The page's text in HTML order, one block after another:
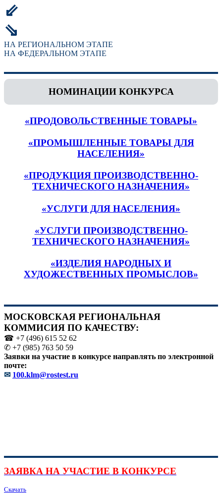
⇙
⇘
НА РЕГИОНАЛЬНОМ ЭТАПЕ
НА ФЕДЕРАЛЬНОМ ЭТАПЕ
НОМИНАЦИИ КОНКУРСА
«ПРОДОВОЛЬСТВЕННЫЕ ТОВАРЫ»
«ПРОМЫШЛЕННЫЕ ТОВАРЫ ДЛЯ
НАСЕЛЕНИЯ»
«ПРОДУКЦИЯ ПРОИЗВОДСТВЕННО-
ТЕХНИЧЕСКОГО НАЗНАЧЕНИЯ»
«УСЛУГИ ДЛЯ НАСЕЛЕНИЯ»
«УСЛУГИ ПРОИЗВОДСТВЕННО-
ТЕХНИЧЕСКОГО НАЗНАЧЕНИЯ»
«ИЗДЕЛИЯ НАРОДНЫХ И
ХУДОЖЕСТВЕННЫХ ПРОМЫСЛОВ»
МОСКОВСКАЯ РЕГИОНАЛЬНАЯ
КОММИСИЯ ПО КАЧЕСТВУ:
☎ +7 (496) 615 52 62
✆ +7 (985) 763 50 59
Заявки на участие в конкурсе направлять по электронной
почте:
✉ 100.klm@rostest.ru
ЗАЯВКА НА УЧАСТИЕ В КОНКУРСЕ
Скачать